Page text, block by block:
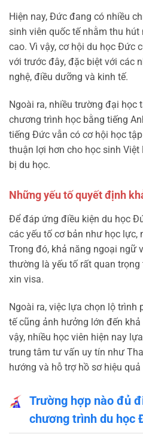
Hiện nay, Đức đang có nhiều
sinh viên quốc tế nhằm thu
cao. Vì vậy, cơ hội du học Đức
với trước đây, đặc biệt với các
nghệ, điều dưỡng và kinh tế.
Ngoài ra, nhiều trường đại học
chương trình học bằng tiếng
tiếng Đức vẫn có cơ hội học
thuận lợi hơn cho học sinh
bị du học.
Những yếu tố quyết định
Để đáp ứng điều kiện du học
các yếu tố cơ bản như học lực,
Trong đó, khả năng ngoại ngữ
thường là yếu tố rất quan
xin visa.
Ngoài ra, việc lựa chọn lộ trình
tế cũng ảnh hưởng lớn đến
vậy, nhiều học viên hiện nay
trung tâm tư vấn uy tín như
hướng và hỗ trợ hồ sơ hiệu quả
Trường hợp nào đủ
chương trình du học